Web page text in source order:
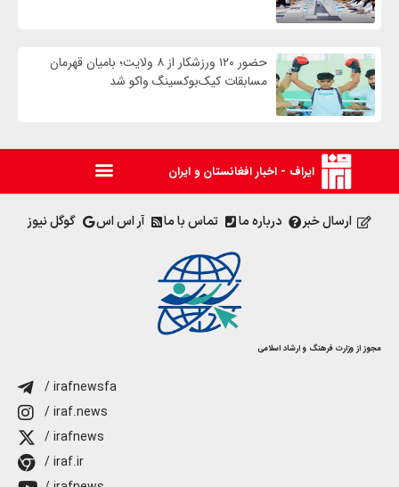
حضور ۱۲۰ ورزشکار از ۸ ولایت؛ بامیان قهرمان
مسابقات کیک‌بوکسینگ واکو شد
ایراف - اخبار افغانستان و ایران
ارسال خبر درباره ما تماس با ما آر اس اس گوگل نیوز
مجوز از وزارت فرهنگ و ارشاد اسلامی
/ irafnewsfa
/ iraf.news
/ irafnews
/ iraf.ir